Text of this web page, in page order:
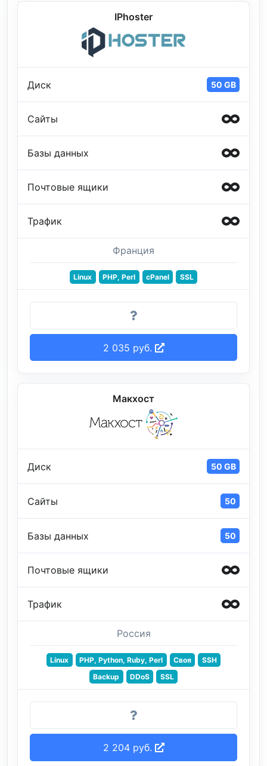
IPhoster
Диск 50 GB
Сайты
Базы данных
Почтовые ящики
Трафик
Франция
Linux PHP, Perl cPanel SSL
2 035 руб.
Макхост
Диск 50 GB
Сайты 50
Базы данных 50
Почтовые ящики
Трафик
Россия
Linux PHP, Python, Ruby, Perl Своя
SSH
Backup
DDoS SSL
2 204 руб.